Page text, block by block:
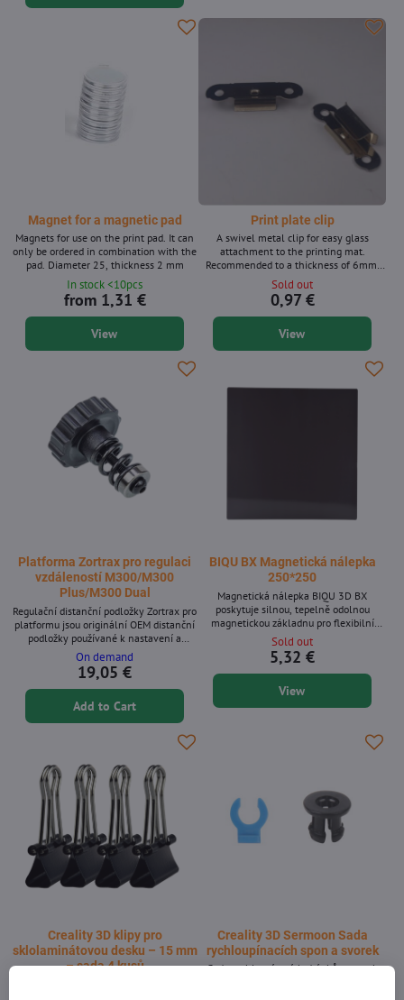
kusů 19mm spon pro 3D tiskárny
Magnet for a magnetic pad
Magnets for use on the print pad. It can
only be ordered in combination with the
pad. Diameter 25, thickness 2 mm
In stock <10pcs
from 1,31 €
View
Print plate clip
A swivel metal clip for easy glass
attachment to the printing mat.
Recommended to a thickness of 6mm.
Minimalist attachment of the print pad,
does not detract from the printing area,
like other clips. (The product can be
ordered after 1 piece, the photo is only
illustrative.)
Sold out
0,97 €
View
Platforma Zortrax pro regulaci
vzdáleností M300/M300
Plus/M300 Dual
Regulační distanční podložky Zortrax pro
platformu jsou originální OEM distanční
podložky používané k nastavení a
udržení správné výšky platformy a
tolerance vyrovnání u kompatibilních
tiskáren Zortrax. Pomáhají zajistit
konzistentní přilnavost první vrstvy a
opakovatelnou kvalitu tisku.
Kompatibilita - Zortrax M300 - Zortrax
On demand
19,05 €
Add to Cart
BIQU BX Magnetická nálepka
250*250
Magnetická nálepka BIQU 3D BX
poskytuje silnou, tepelně odolnou
magnetickou základnu pro flexibilní
tiskové podložky, což umožňuje rychlou
výměnu podložek a spolehlivou
přilnavost k podložce během tisku.
Navrženo speciálně pro BIQU BX, ale
kompatibilní i s jinými FDM tiskárnami.
Klíčové vlastnosti * Silná magnetická
Sold out
5,32 €
View
Creality 3D klipy pro
sklolaminátovou desku – 15 mm
– sada 4 kusů
Creality 3D Sermoon Sada
rychloupínacích spon a svorek
Sada rychloupínacích drápků a svorek